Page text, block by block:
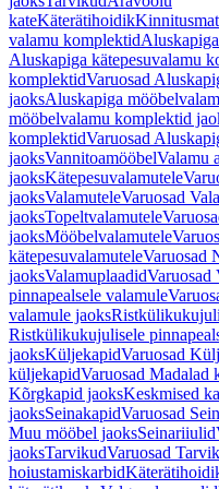
kateKäterätihoidik
valamu komplektid
Aluskapiga kätepesuvalamu
komplektidVaruosad
jaoksAluskapiga
mööbelvalamu komplektid
komplektidVaruosad
jaoksVannitoamööbelValamu
jaoksKätepesuvalamutele
jaoksValamuteleVaruosad
jaoksTopeltvalamutele
jaoksMööbelvalamutele
kätepesuvalamuteleVaruosad
jaoksValamuplaadidVaruosad
pinnapealsele valamule
valamule jaoks
Ristkülikukujulisele
jaoksKüljekapidVaruosad
küljekapidVaruosad Madalad
Kõrgkapid jaoksKeskmised
jaoksSeinakapidVaruosad
Muu mööbel jaoksSeinariiulid
jaoksTarvikudVaruosad
hoiustamiskarbid